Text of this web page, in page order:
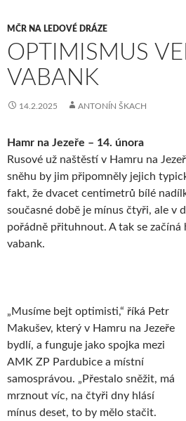
MČR NA LEDOVÉ DRÁZE
OPTIMISMUS
VABANK
14.2.2025 ANTONÍN ŠKACH
Hamr na Jezeře – 14. února
Rusové už naštěstí v Hamru na
sněhu by jim připomněly jejich
fakt, že dvacet centimetrů bílé
současné době je mínus čtyři, ale v
pořádně přituhnout. A tak se začíná
vabank.
„Musíme bejt optimisti,“ říká Petr
Makušev, který v Hamru na Jezeře
bydlí, a funguje jako spojka mezi
AMK ZP Pardubice a místní
samosprávou. „Přestalo sněžit, má
mrznout víc, na čtyři dny hlásí
mínus deset, to by mělo stačit.